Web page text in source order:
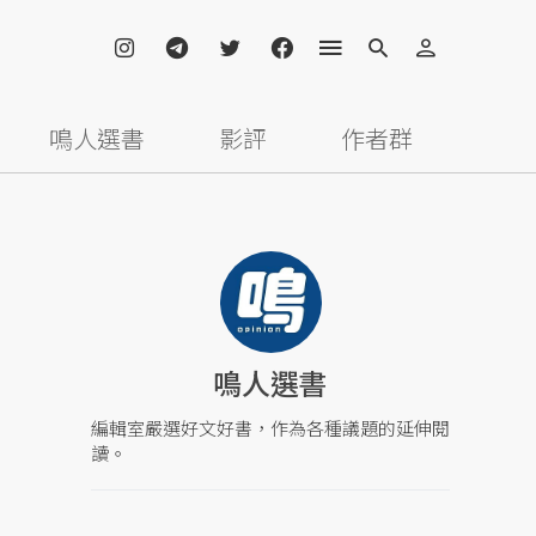
鳴人選書 影評 作者群
鳴人選書
編輯室嚴選好文好書，作為各種議題的延伸閱
讀。